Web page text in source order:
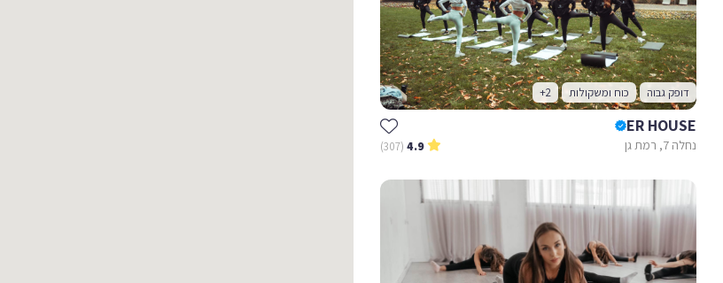
דופק גבוה כוח ומשקולות +2
ER HOUSE
נחלה 7, רמת גן 4.9
(307)